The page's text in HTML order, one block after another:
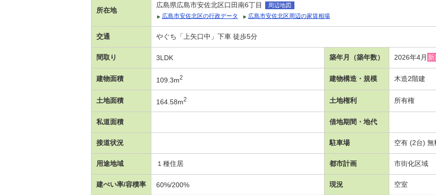
所在地
広島県広島市安佐北区口田南6丁目
周辺地図
広島市安佐北区の行政データ
広島市安佐北区周辺の家賃相場
交通 やぐち「上矢口中」下車 徒歩5分
間取り 3LDK 築年月（築年数） 2026年4月
建物面積 109.3m2 建物構造・規模 木造2階建
土地面積 164.58m2 土地権利 所有権
私道面積 借地期間・地代
接道状況 駐車場 空有 (2台)
用途地域 １種住居 都市計画 市街化区域
建ぺい率/容積率 60%/200% 現況 空室